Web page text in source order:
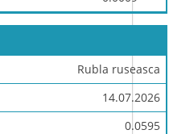
Rubla ruseasca
14.07.2026
0.0595